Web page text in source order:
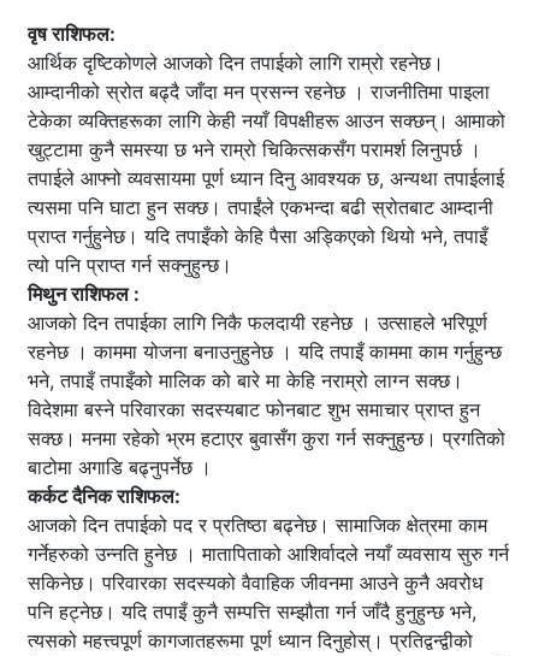
वृष राशिफल:
आर्थिक दृष्टिकोणले आजको दिन तपाईको लागि राम्रो रहनेछ।
आम्दानीको स्रोत बढ्दै जाँदा मन प्रसन्न रहनेछ । राजनीतिमा पाइला
टेकेका व्यक्तिहरूका लागि केही नयाँ विपक्षीहरू आउन सक्छन्। आमाको
खुट्टामा कुनै समस्या छ भने राम्रो चिकित्सकसँग परामर्श लिनुपर्छ ।
तपाईले आफ्नो व्यवसायमा पूर्ण ध्यान दिनु आवश्यक छ, अन्यथा तपाईलाई
त्यसमा पनि घाटा हुन सक्छ। तपाईंले एकभन्दा बढी स्रोतबाट आम्दानी
प्राप्त गर्नुहुनेछ। यदि तपाइँको केहि पैसा अड्किएको थियो भने, तपाइँ
त्यो पनि प्राप्त गर्न सक्नुहुन्छ।
मिथुन राशिफल :
आजको दिन तपाईका लागि निकै फलदायी रहनेछ । उत्साहले भरिपूर्ण
रहनेछ । काममा योजना बनाउनुहुनेछ । यदि तपाइँ काममा काम गर्नुहुन्छ
भने, तपाइँ तपाइँको मालिक को बारे मा केहि नराम्रो लाग्न सक्छ।
विदेशमा बस्ने परिवारका सदस्यबाट फोनबाट शुभ समाचार प्राप्त हुन
सक्छ। मनमा रहेको भ्रम हटाएर बुवासँग कुरा गर्न सक्नुहुन्छ। प्रगतिको
बाटोमा अगाडि बढ्नुपर्नेछ ।
कर्कट दैनिक राशिफल:
आजको दिन तपाईको पद र प्रतिष्ठा बढ्नेछ। सामाजिक क्षेत्रमा काम
गर्नेहरुको उन्नति हुनेछ । मातापिताको आशिर्वादले नयाँ व्यवसाय सुरु गर्न
सकिनेछ। परिवारका सदस्यको वैवाहिक जीवनमा आउने कुनै अवरोध
पनि हट्नेछ। यदि तपाइँ कुनै सम्पत्ति सम्झौता गर्न जाँदै हुनुहुन्छ भने,
त्यसको महत्त्वपूर्ण कागजातहरूमा पूर्ण ध्यान दिनुहोस्। प्रतिद्वन्द्वीको